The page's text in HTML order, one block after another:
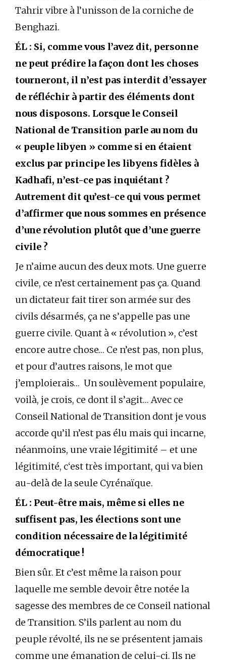
Tahrir vibre à l’unisson de la corniche de
Benghazi.
ÉL : Si, comme vous l’avez dit, personne
ne peut prédire la façon dont les choses
tourneront, il n’est pas interdit d’essayer
de réfléchir à partir des éléments dont
nous disposons. Lorsque le Conseil
National de Transition parle au nom du
« peuple libyen » comme si en étaient
exclus par principe les libyens fidèles à
Kadhafi, n’est-ce pas inquiétant ?
Autrement dit qu’est-ce qui vous permet
d’affirmer que nous sommes en présence
d’une révolution plutôt que d’une guerre
civile ?
Je n’aime aucun des deux mots. Une guerre
civile, ce n’est certainement pas ça. Quand
un dictateur fait tirer son armée sur des
civils désarmés, ça ne s’appelle pas une
guerre civile. Quant à « révolution », c’est
encore autre chose… Ce n’est pas, non plus,
et pour d’autres raisons, le mot que
j’emploierais… Un soulèvement populaire,
voilà, je crois, ce dont il s’agit… Avec ce
Conseil National de Transition dont je vous
accorde qu’il n’est pas élu mais qui incarne,
néanmoins, une vraie légitimité – et une
légitimité, c‘est très important, qui va bien
au-delà de la seule Cyrénaïque.
ÉL : Peut-être mais, même si elles ne
suffisent pas, les élections sont une
condition nécessaire de la légitimité
démocratique !
Bien sûr. Et c’est même la raison pour
laquelle me semble devoir être notée la
sagesse des membres de ce Conseil national
de Transition. S’ils parlent au nom du
peuple révolté, ils ne se présentent jamais
comme une émanation de celui-ci. Ils ne